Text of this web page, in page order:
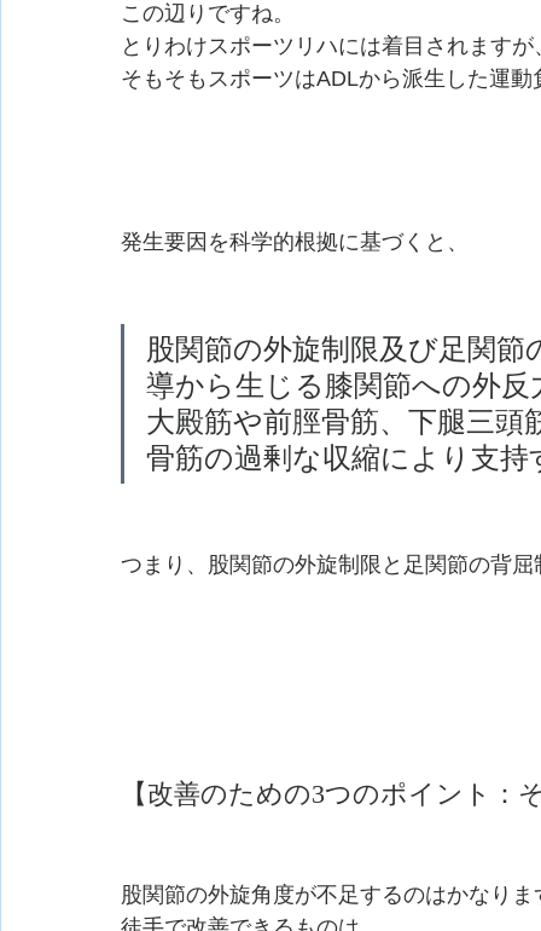
この辺りですね。
とりわけスポーツリハには着目されます
そもそもスポーツはADLから派生した運
発生要因を科学的根拠に基づくと、
股関節の外旋制限及び足関
導から生じる膝関節への外
大殿筋や前脛骨筋、下腿三
骨筋の過剰な収縮により支持
つまり、股関節の外旋制限と足関節の背
【改善のための3つのポイント
股関節の外旋角度が不足するのはかなり